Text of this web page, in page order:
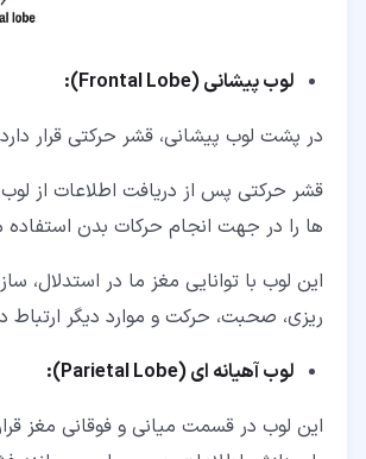
لوب پیشانی (Frontal Lobe):
در پشت لوب پیشانی، قشر حرکتی قرار
قشر حرکتی پس از دریافت اطلاعات از
ها را در جهت انجام حرکات بدن استفاده
این لوب با توانایی مغز ما در استدلال،
ریزی، صحبت، حرکت و موارد دیگر ارتباط
لوب آهیانه ای (Parietal Lobe):
این لوب در قسمت میانی و فوقانی مغز